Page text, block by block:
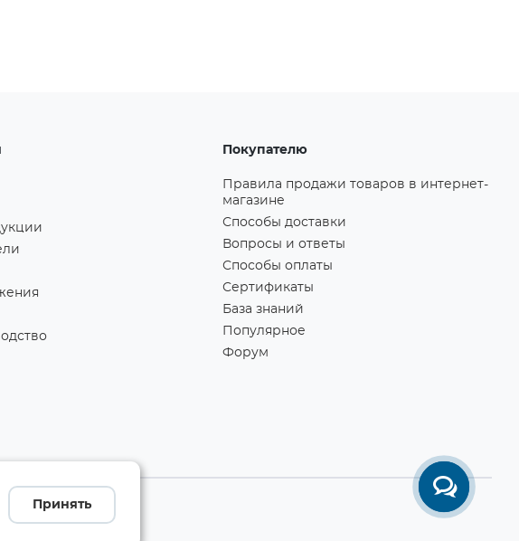
Покупателю
Правила продажи товаров в интернет-
магазине
Способы доставки
Вопросы и ответы
Способы оплаты
Сертификаты
База знаний
Популярное
Форум
Принять